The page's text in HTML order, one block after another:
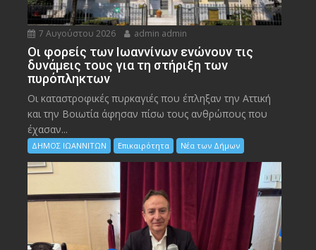
7 Αυγούστου 2026 admin admin
Οι φορείς των Ιωαννίνων ενώνουν τις
δυνάμεις τους για τη στήριξη των
πυρόπληκτων
Οι καταστροφικές πυρκαγιές που έπληξαν την Αττική
και την Bοιωτία άφησαν πίσω τους ανθρώπους που
έχασαν...
ΔΗΜΟΣ ΙΩΑΝΝΙΤΩΝ Επικαιρότητα Νέα των Δήμων